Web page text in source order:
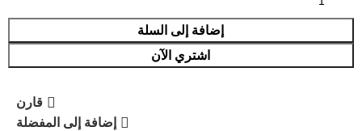
إضافة إلى السلة
اشتري الآن
قارن
إضافة إلى المفضلة